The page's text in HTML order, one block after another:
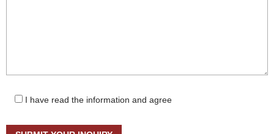
I have read the information and agree